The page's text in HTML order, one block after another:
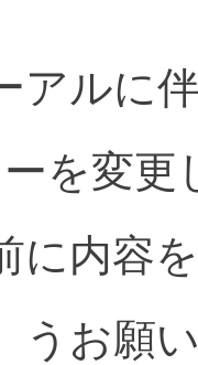
アルに
ーを変更
に内容
うお願